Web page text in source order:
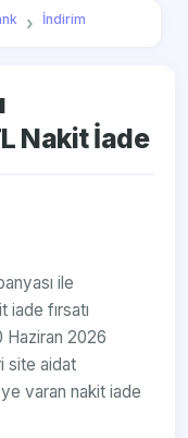
İndirim
Nakit İade
ile
fırsatı
Haziran 2026
site aidat
varan nakit iade